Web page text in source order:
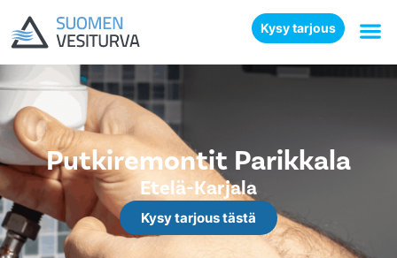
Kysy tarjous
Putkiremontit Parikkala
Etelä-Karjala
Kysy tarjous tästä